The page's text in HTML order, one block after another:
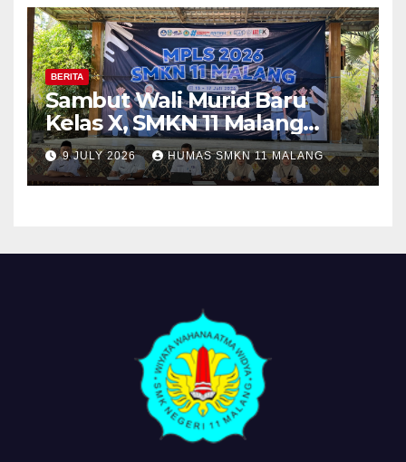
BERITA
Sambut Wali Murid Baru
Kelas X, SMKN 11 Malang
Sosialisasikan Komitmen
“MPLS Ramah”
9 JULY 2026 HUMAS SMKN 11 MALANG